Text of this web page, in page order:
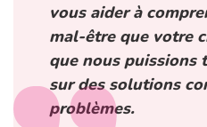
vous aider à
mal-être que votre
que nous puissions
sur des solutions
problèmes.